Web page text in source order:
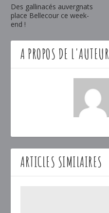
Des gallinacés auvergnats
place Bellecour ce week-
end !
A PROPOS DE L'AUTEUR
ARTICLES SIMILAIRES